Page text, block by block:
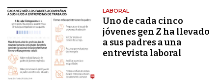
LABORAL
Uno de cada cinco
jóvenes gen Z ha llevado
a sus padres a una
entrevista laboral